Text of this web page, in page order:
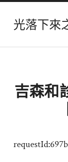
光落下來
吉森和